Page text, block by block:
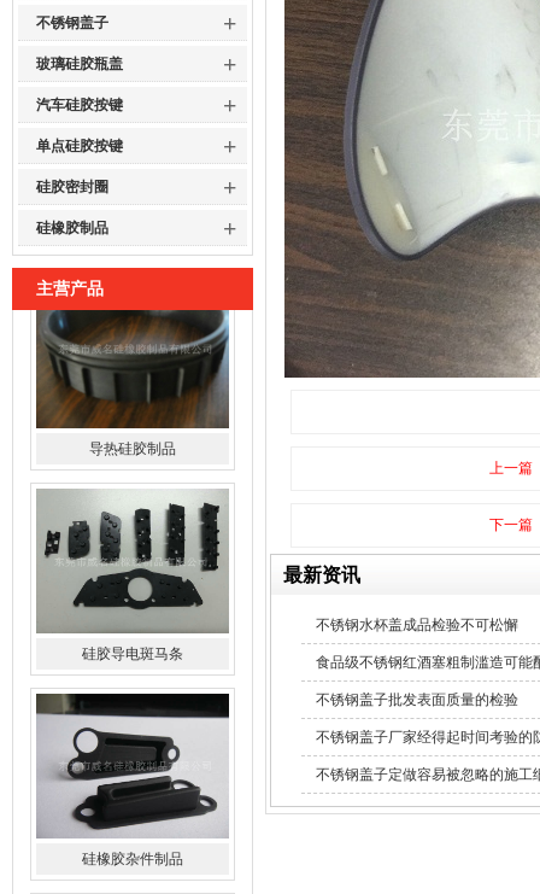
不锈钢盖子 +
玻璃硅胶瓶盖 +
汽车硅胶按键 +
单点硅胶按键 +
硅胶密封圈 +
硅橡胶制品 +
主营产品
硅胶导电斑马条
硅橡胶杂件制品
上一篇
下一篇
最新资讯
不锈钢水杯盖成品检验不可松懈
食品级不锈钢红酒塞粗制滥造可能
不锈钢盖子批发表面质量的检验
不锈钢盖子厂家经得起时间考验的
不锈钢盖子定做容易被忽略的施工